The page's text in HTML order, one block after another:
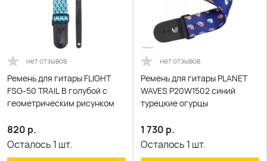
нет отзывов
Ремень для гитары FLIGHT
FSG-50 TRAIL B голубой с
геометрическим рисунком
820 р.
Осталось 1 шт.
нет отзывов
Ремень для гитары PLANET
WAVES P20W1502 синий
турецкие огурцы
1 730 р.
Осталось 1 шт.